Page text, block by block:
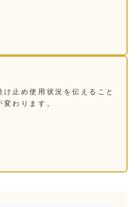
止め使用状況を伝えること
わります。